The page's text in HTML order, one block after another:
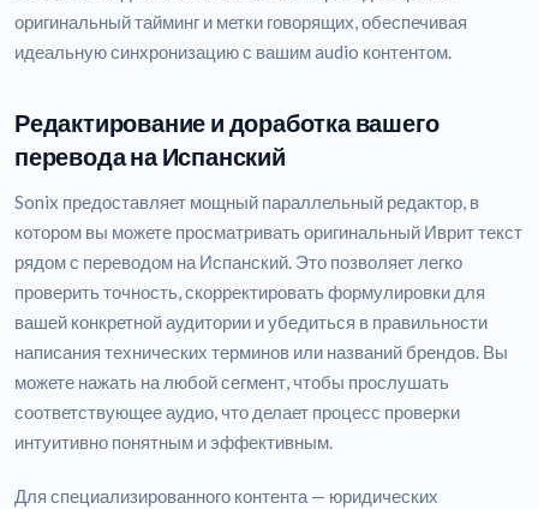
оригинальный тайминг и метки говорящих, обеспечивая
идеальную синхронизацию с вашим audio контентом.
Редактирование и доработка вашего
перевода на Испанский
Sonix предоставляет мощный параллельный редактор, в
котором вы можете просматривать оригинальный Иврит текст
рядом с переводом на Испанский. Это позволяет легко
проверить точность, скорректировать формулировки для
вашей конкретной аудитории и убедиться в правильности
написания технических терминов или названий брендов. Вы
можете нажать на любой сегмент, чтобы прослушать
соответствующее аудио, что делает процесс проверки
интуитивно понятным и эффективным.
Для специализированного контента — юридических